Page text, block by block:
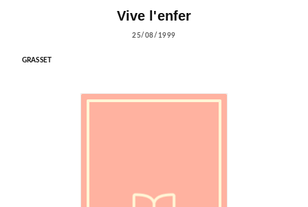
Vive l'enfer
25/08/1999
GRASSET